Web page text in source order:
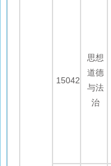
15042
思想
道德
与法
治